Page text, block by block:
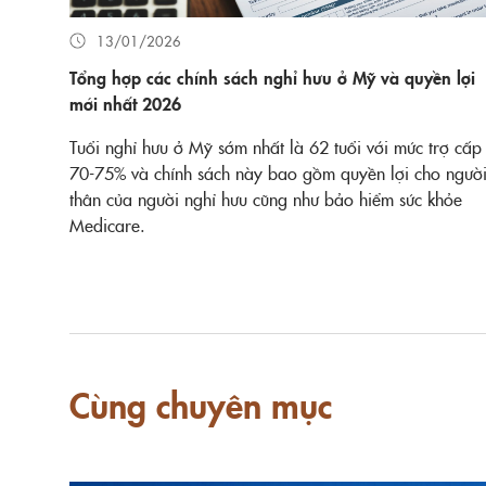
13/01/2026
Tổng hợp các chính sách nghỉ hưu ở Mỹ và quyền lợi
mới nhất 2026
Tuổi nghỉ hưu ở Mỹ sớm nhất là 62 tuổi với mức trợ cấp
70-75% và chính sách này bao gồm quyền lợi cho người
thân của người nghỉ hưu cũng như bảo hiểm sức khỏe
Medicare.
Cùng chuyên mục